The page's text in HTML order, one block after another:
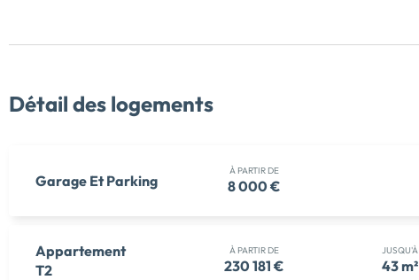
Détail des logements
Garage Et Parking
À PARTIR DE
8 000 €
Appartement
T2
À PARTIR DE
230 181 €
JUSQU'À
43 m²